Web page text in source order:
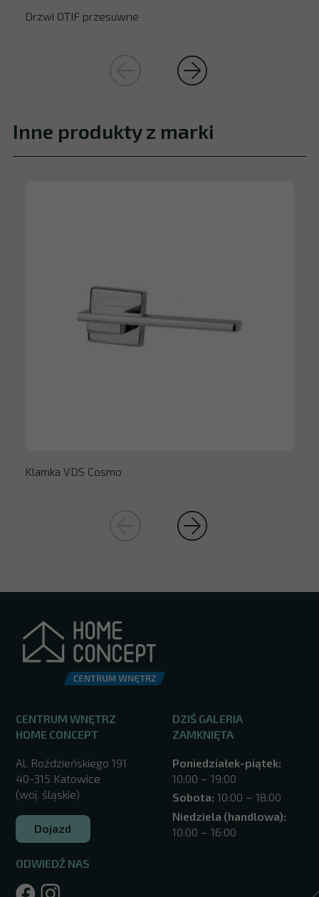
Drzwi OTIF przesuwne
Inne produkty z marki
Klamka VDS Cosmo
CENTRUM WNĘTRZ
HOME CONCEPT
Al. Roździeńskiego 191
40-315 Katowice
(woj. śląskie)
Dojazd
ODWIEDŹ NAS
DZIŚ GALERIA
ZAMKNIĘTA
Poniedziałek-piątek:
10:00 – 19:00
Sobota: 10:00 – 18:00
Niedziela (handlowa):
10:00 – 16:00